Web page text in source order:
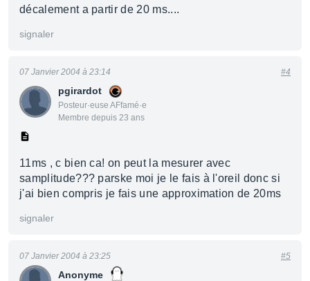
décalement a partir de 20 ms....
signaler
pgirardot
Posteur·euse AFfamé·e
Membre depuis 23 ans
07 Janvier 2004 à 23:14 #4
11ms , c bien ca! on peut la mesurer avec
samplitude??? parske moi je le fais à l'oreil donc si
j'ai bien compris je fais une approximation de 20ms
signaler
Anonyme
07 Janvier 2004 à 23:25 #5